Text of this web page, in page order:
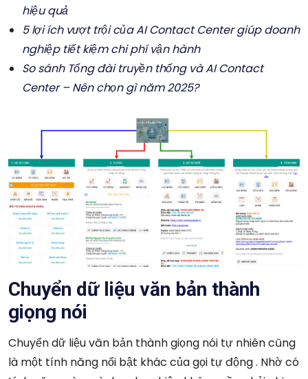
hiệu quả
5 lợi ích vượt trội của AI Contact Center giúp doanh
nghiệp tiết kiệm chi phí vận hành
So sánh Tổng đài truyền thống và AI Contact
Center – Nên chọn gì năm 2025?
Chuyển dữ liệu văn bản thành
giọng nói
Chuyển dữ liệu văn bản thành giọng nói tự nhiên cũng
là một tính năng nổi bật khác của gọi tự động . Nhờ có